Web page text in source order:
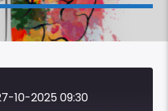
10-2025 09:30